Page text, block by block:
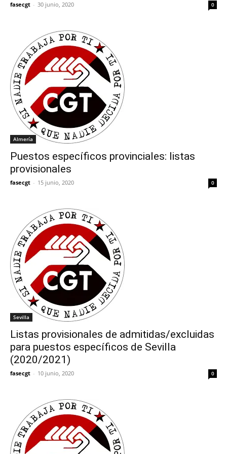
fasecgt - 30 junio, 2020 0
Almería
Puestos específicos provinciales: listas
provisionales
fasecgt - 15 junio, 2020 0
Sevilla
Listas provisionales de admitidas/excluidas
para puestos específicos de Sevilla
(2020/2021)
fasecgt - 10 junio, 2020 0